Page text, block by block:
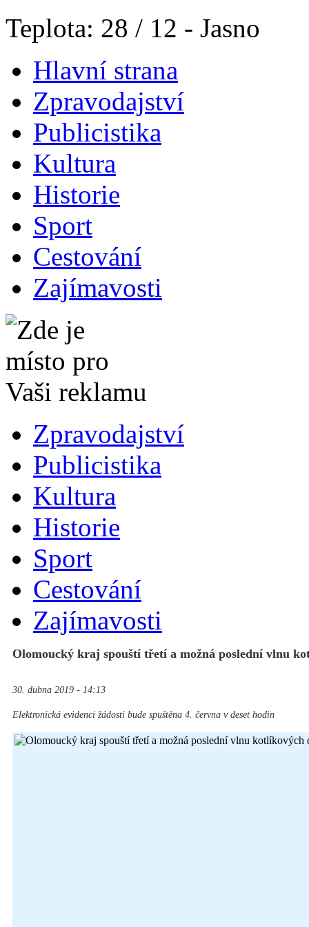
Teplota: 28 / 12 - Jasno
Hlavní strana
Zpravodajství
Publicistika
Kultura
Historie
Sport
Cestování
Zajímavosti
Zpravodajství
Publicistika
Kultura
Historie
Sport
Cestování
Zajímavosti
Olomoucký kraj spouští třetí a možná poslední vlnu
30. dubna 2019 - 14:13
Elektronická evidenci žádosti bude spuštěna 4. června v deset hodin